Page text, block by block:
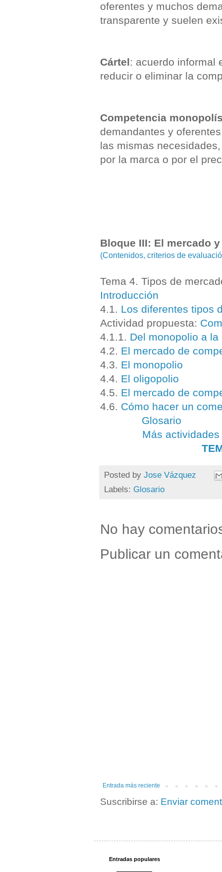
oferentes y muchos
transparente y suelen
Cártel: acuerdo informal
reducir o eliminar la
Competencia
demandantes y
las mismas
por la marca o por el
Bloque III: El mercado
(Contenidos, criterios de
Tema 4. Tipos de
Introducción
4.1. Los diferentes tipos
Actividad propuesta:
4.1.1. Del monopolio a
4.2. El mercado de
4.3. El monopolio
4.4. El oligopolio
4.5. El mercado de
4.6. Cómo hacer un
Glosario
Más
Posted by Jose Vázquez
Labels: Glosario
No hay
Publicar un
Entrada más reciente
Suscribirse a: Enviar
Entradas populares